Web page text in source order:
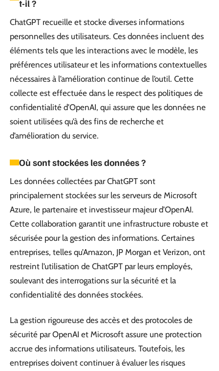
t-il ?
ChatGPT recueille et stocke diverses informations
personnelles des utilisateurs. Ces données incluent des
éléments tels que les interactions avec le modèle, les
préférences utilisateur et les informations contextuelles
nécessaires à l’amélioration continue de l’outil. Cette
collecte est effectuée dans le respect des politiques de
confidentialité d’OpenAI, qui assure que les données ne
soient utilisées qu’à des fins de recherche et
d’amélioration du service.
Où sont stockées les données ?
Les données collectées par ChatGPT sont
principalement stockées sur les serveurs de Microsoft
Azure, le partenaire et investisseur majeur d’OpenAI.
Cette collaboration garantit une infrastructure robuste et
sécurisée pour la gestion des informations. Certaines
entreprises, telles qu’Amazon, JP Morgan et Verizon, ont
restreint l’utilisation de ChatGPT par leurs employés,
soulevant des interrogations sur la sécurité et la
confidentialité des données stockées.
La gestion rigoureuse des accès et des protocoles de
sécurité par OpenAI et Microsoft assure une protection
accrue des informations utilisateurs. Toutefois, les
entreprises doivent continuer à évaluer les risques